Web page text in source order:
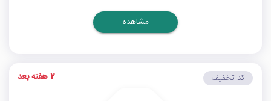
مشاهده
کد تخفیف 2 هفته بعد